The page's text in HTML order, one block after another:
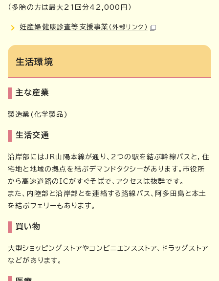
（多胎の方は最大21回分42,000円）
妊産婦健康診査等支援事業 （外部リンク）
生活環境
主な産業
製造業(化学製品)
生活交通
沿岸部にはJR山陽本線が通り、2つの駅を結ぶ幹線バスと，住
宅地と地域の拠点を結ぶデマンドタクシーがあります。市役所
から高速道路のICがすぐそばで、アクセスは抜群です。
また、内陸部と沿岸部とを連絡する路線バス、阿多田島と本土
を結ぶフェリーもあります。
買い物
大型ショッピングストアやコンビニエンスストア、ドラッグストア
などがあります。